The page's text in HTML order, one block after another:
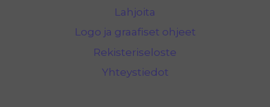
Lahjoita
Logo ja graafiset ohjeet
Rekisteriseloste
Yhteystiedot